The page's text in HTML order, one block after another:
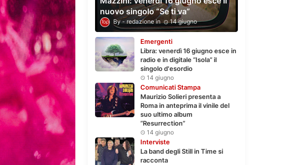
nuovo singolo “Se ti va”
redazione 14 giugno
Emergenti
Libra: venerdì 16 giugno esce in
radio e in digitale “Isola” il
singolo d'esordio
14 giugno
Comunicati Stampa
Maurizio Solieri presenta a
Roma in anteprima il vinile del
suo ultimo album
“Resurrection”
14 giugno
Interviste
La band degli Still in Time si
racconta